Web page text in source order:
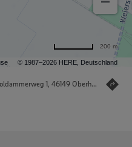
© 1987–2026 HERE, Deutschland
200 m
1, 46149 Oberhausen